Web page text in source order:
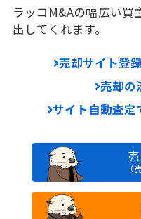
ラッコM&Aの幅広い買
出してくれます。
売却サイト登
売却の
サイト自動査定
（